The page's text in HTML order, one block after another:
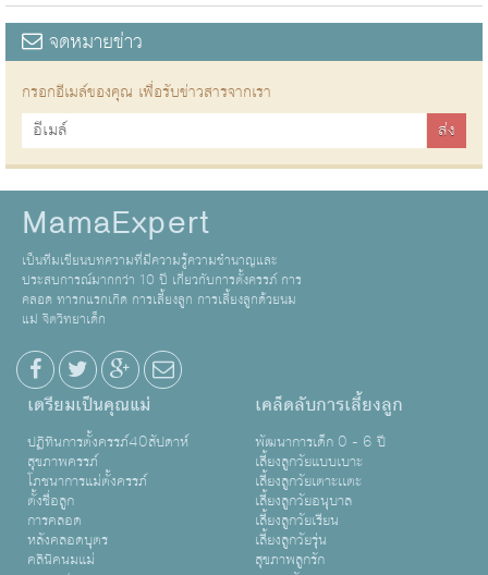
จดหมายข่าว
กรอกอีเมล์ของคุณ เพื่อรับข่าวสารจากเรา
MamaExpert
เป็นทีมเขียนบทความที่มีความรู้ความชำนาญและ
ประสบการณ์มากกว่า 10 ปี เกี่ยวกับการตั้งครรภ์ การ
คลอด ทารกแรกเกิด การเลี้ยงลูก การเลี้ยงลูกด้วยนม
แม่ จิตวิทยาเด็ก
เตรียมเป็นคุณแม่
ปฏิทินการตั้งครรภ์40สัปดาห์
สุขภาพครรภ์
โภชนาการแม่ตั้งครรภ์
ตั้งชื่อลูก
การคลอด
หลังคลอดบุตร
คลินิคนมแม่
เคล็ดลับการเลี้ยงลูก
พัฒนาการเด็ก 0 - 6 ปี
เลี้ยงลูกวัยแบบเบาะ
เลี้ยงลูกวัยเตาะเเตะ
เลี้ยงลูกวัยอนุบาล
เลี้ยงลูกวัยเรียน
เลี้ยงลูกวัยรุ่น
สุขภาพลูกรัก